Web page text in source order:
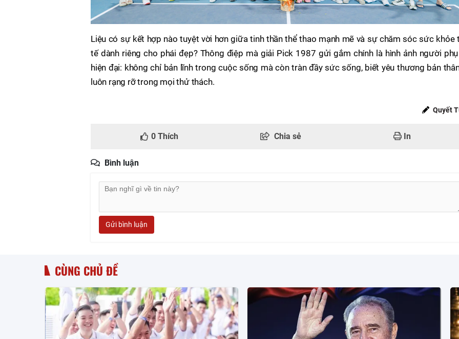
Liệu có sự kết hợp nào tuyệt vời hơn giữa tinh thần thể thao mạnh mẽ và sự chăm sóc sức khỏe
tế dành riêng cho phái đẹp? Thông điệp mà giải Pick 1987 gửi gắm chính là hình ảnh người
hiện đại: không chỉ bản lĩnh trong cuộc sống mà còn tràn đầy sức sống, biết yêu thương bản
luôn rạng rỡ trong mọi thử thách.
Quyết
0 Thích Chia sẻ In
Bình luận
Gửi bình luận
CÙNG CHỦ ĐỀ